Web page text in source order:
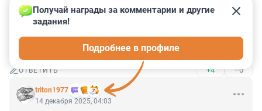
ОТВЕТИТЬ –0
Гость
Денежек у пенсионеров нет на кренделек
ОТВЕТИТЬ +4 –0
triton1977
Получай награды за комментарии и другие
задания!
Подробнее в профиле
14 декабря 2025, 04:03